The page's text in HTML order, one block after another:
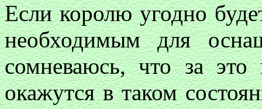
Если королю угодно
необходимым для
сомневаюсь, что за
окажутся в таком